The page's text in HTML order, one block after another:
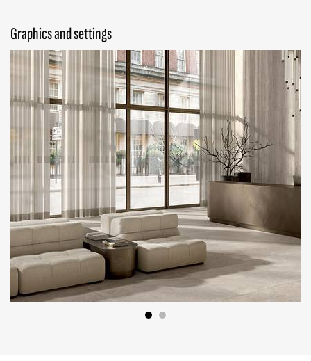
Graphics and settings